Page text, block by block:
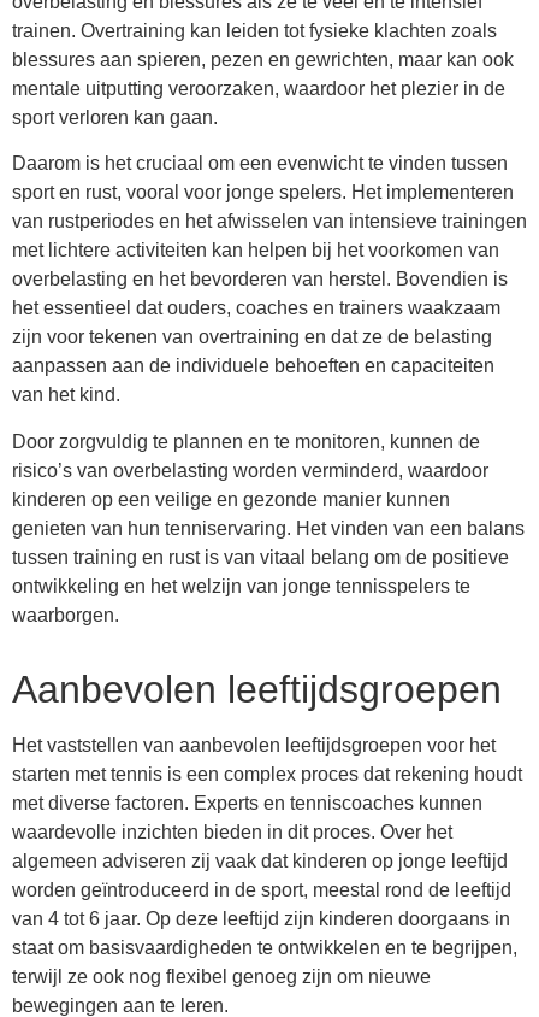
trainen. Overtraining kan leiden tot fysieke klachten zoals
blessures aan spieren, pezen en gewrichten, maar kan ook
mentale uitputting veroorzaken, waardoor het plezier in de
sport verloren kan gaan.
Daarom is het cruciaal om een evenwicht te vinden tussen
sport en rust, vooral voor jonge spelers. Het implementeren
van rustperiodes en het afwisselen van intensieve trainingen
met lichtere activiteiten kan helpen bij het voorkomen van
overbelasting en het bevorderen van herstel. Bovendien is
het essentieel dat ouders, coaches en trainers waakzaam
zijn voor tekenen van overtraining en dat ze de belasting
aanpassen aan de individuele behoeften en capaciteiten
van het kind.
Door zorgvuldig te plannen en te monitoren, kunnen de
risico’s van overbelasting worden verminderd, waardoor
kinderen op een veilige en gezonde manier kunnen
genieten van hun tenniservaring. Het vinden van een balans
tussen training en rust is van vitaal belang om de positieve
ontwikkeling en het welzijn van jonge tennisspelers te
waarborgen.
Aanbevolen leeftijdsgroepen
Het vaststellen van aanbevolen leeftijdsgroepen voor het
starten met tennis is een complex proces dat rekening houdt
met diverse factoren. Experts en tenniscoaches kunnen
waardevolle inzichten bieden in dit proces. Over het
algemeen adviseren zij vaak dat kinderen op jonge leeftijd
worden geïntroduceerd in de sport, meestal rond de leeftijd
van 4 tot 6 jaar. Op deze leeftijd zijn kinderen doorgaans in
staat om basisvaardigheden te ontwikkelen en te begrijpen,
terwijl ze ook nog flexibel genoeg zijn om nieuwe
bewegingen aan te leren.